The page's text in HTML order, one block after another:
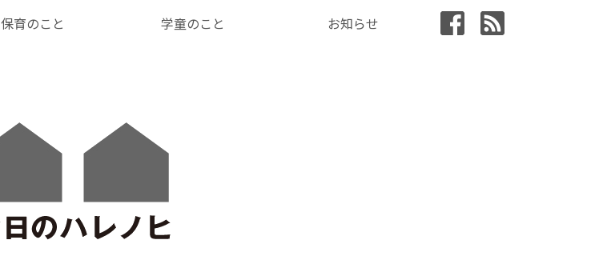
保育のこと 学童のこと お知らせ